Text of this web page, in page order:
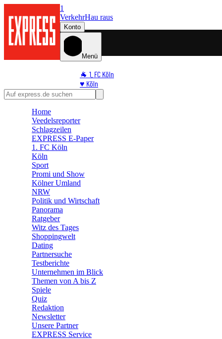
1
VerkehrHau raus
Konto
Menü
🐐 1. FC Köln
♥️ Köln
⭐ Promi
🛒 Shoppingwelt
Home
Veedelsreporter
Schlagzeilen
EXPRESS E-Paper
1. FC Köln
Köln
Sport
Promi und Show
Kölner Umland
NRW
Politik und Wirtschaft
Panorama
Ratgeber
Witz des Tages
Shoppingwelt
Dating
Partnersuche
Testberichte
Unternehmen im Blick
Themen von A bis Z
Spiele
Quiz
Redaktion
Newsletter
Unsere Partner
EXPRESS Service